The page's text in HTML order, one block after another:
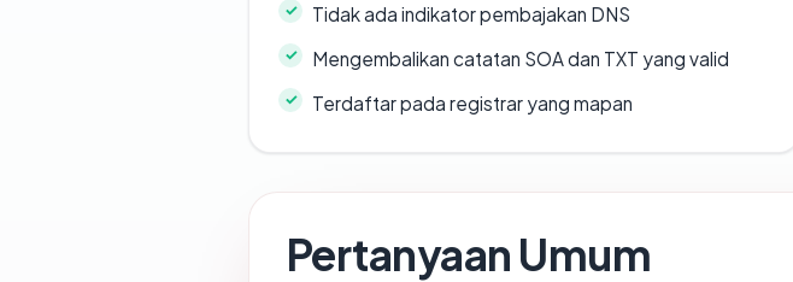
Tidak ada indikator pembajakan DNS
Mengembalikan catatan SOA dan TXT yang valid
Terdaftar pada registrar yang mapan
Pertanyaan Umum